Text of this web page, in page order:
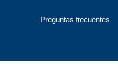
Preguntas frecuentes